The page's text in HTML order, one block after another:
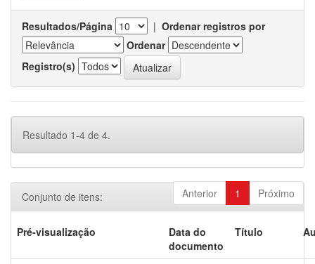
Resultados/Página | Ordenar registros por
Ordenar
Registro(s)
Resultado 1-4 de 4.
Anterior 1 Próximo
Conjunto de itens:
Pré-visualização
Data do
documento
Título